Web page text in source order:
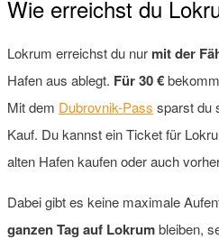
Wie erreichst du
Lokrum erreichst du nur mit der
Hafen aus ablegt. Für 30 €
Mit dem Dubrovnik-Pass sparst du
Kauf. Du kannst ein Ticket für
alten Hafen kaufen oder auch
Dabei gibt es keine maximale
ganzen Tag auf Lokrumbleiben,